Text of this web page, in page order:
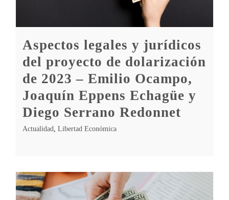
Aspectos legales y jurídicos
del proyecto de dolarización
de 2023 – Emilio Ocampo,
Joaquín Eppens Echagüe y
Diego Serrano Redonnet
Actualidad, Libertad Económica